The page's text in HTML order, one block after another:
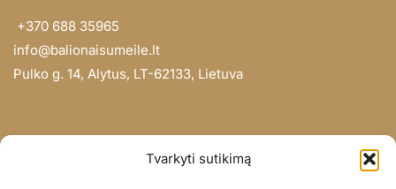
Tvarkyti sutikimą
+370 688 35965
info@balionaisumeile.lt
Pulko g. 14, Alytus, LT-62133, Lietuva